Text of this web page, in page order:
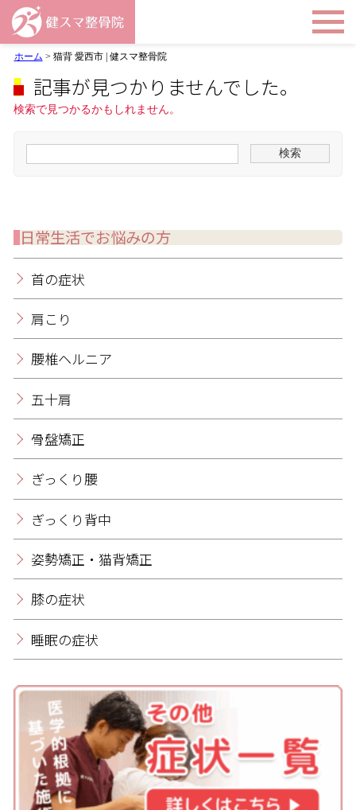
ホーム > 猫背 愛西市 | 健スマ整骨院
記事が見つかりませんでした。
検索で見つかるかもしれません。
日常生活でお悩みの方
首の症状
肩こり
腰椎ヘルニア
五十肩
骨盤矯正
ぎっくり腰
ぎっくり背中
姿勢矯正・猫背矯正
膝の症状
睡眠の症状